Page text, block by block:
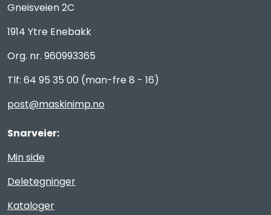
Gneisveien 2C
1914 Ytre Enebakk
Org. nr. 960993365
Tlf: 64 95 35 00 (man-fre 8 - 16)
post@maskinimp.no
Snarveier:
Min side
Deletegninger
Kataloger